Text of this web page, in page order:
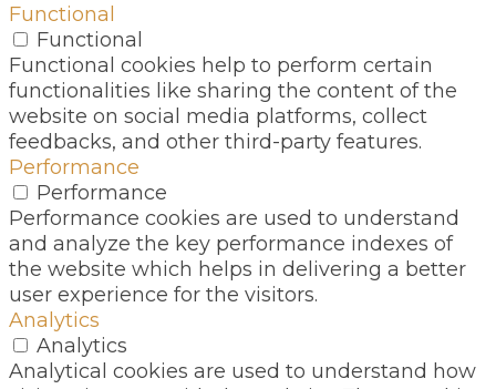
Functional
Functional
Functional cookies help to perform certain
functionalities like sharing the content of the
website on social media platforms, collect
feedbacks, and other third-party features.
Performance
Performance
Performance cookies are used to understand
and analyze the key performance indexes of
the website which helps in delivering a better
user experience for the visitors.
Analytics
Analytics
Analytical cookies are used to understand how